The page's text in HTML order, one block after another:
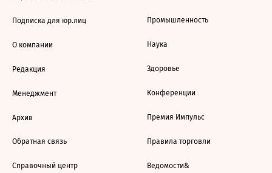
Подписка для юр.лиц
О компании
Редакция
Менеджмент
Архив
Обратная связь
Справочный центр
Промышленность
Наука
Здоровье
Конференции
Премия Импульс
Правила торговли
Ведомости&